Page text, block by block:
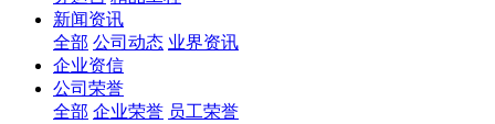
新闻资讯
全部 公司动态 业界资讯
企业资信
公司荣誉
全部 企业荣誉 员工荣誉